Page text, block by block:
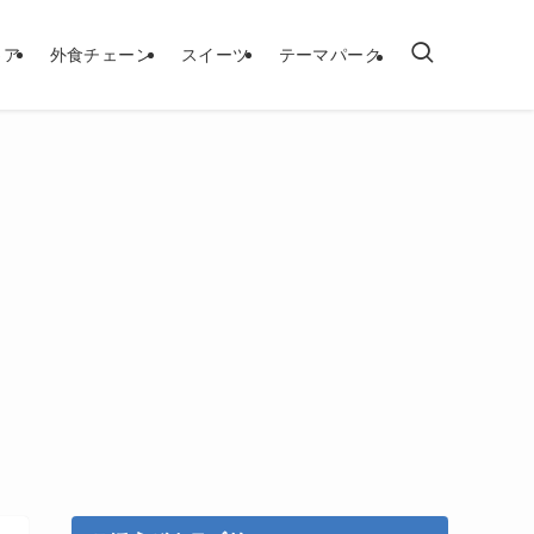
ア 外食チェーン スイーツ テーマパーク